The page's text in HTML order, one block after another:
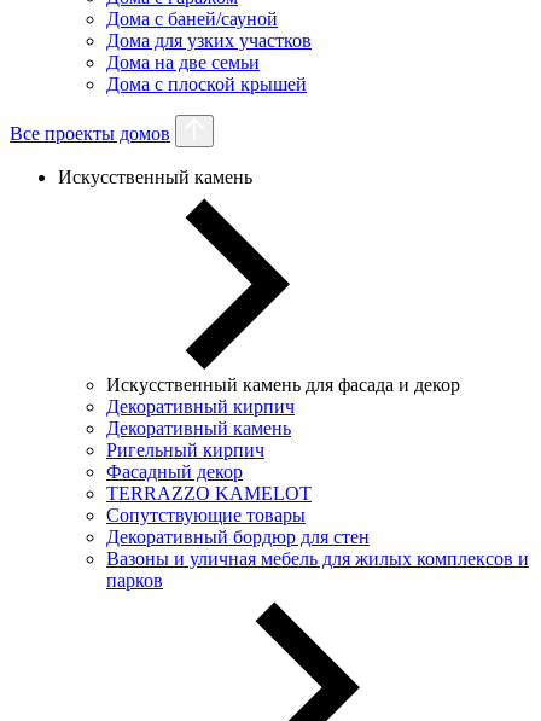
Дома с баней/сауной
Дома для узких участков
Дома на две семьи
Дома с плоской крышей
Все проекты домов
Искусственный камень
Искусственный камень для фасада и декор
Декоративный кирпич
Декоративный камень
Ригельный кирпич
Фасадный декор
TERRAZZO KAMELOT
Сопутствующие товары
Декоративный бордюр для стен
Вазоны и уличная мебель для жилых комплексов и
парков